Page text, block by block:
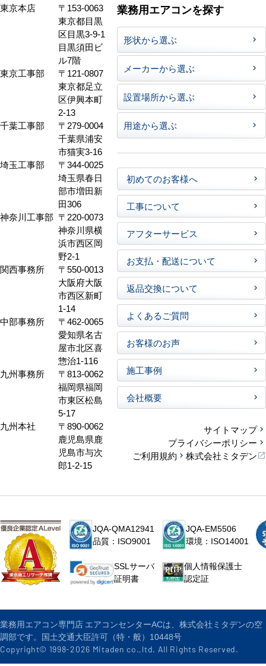
東京本店
〒153-0063
東京都目黒
区目黒3-9-1
目黒須田ビ
ル7階
東京工事部
〒121-0807
東京都足立
区伊興本町
2-13
千葉工事部
〒279-0004
千葉県浦安
市猫実3-16
埼玉工事部
〒344-0025
埼玉県春日
部市増田新
田306
神奈川工事部 〒220-0073
神奈川県横
浜市西区岡
野2-1
関西事務所
〒550-0013
大阪府大阪
市西区新町
1-14
中部事務所
〒462-0065
愛知県名古
屋市北区喜
惣治1-116
九州事務所
〒813-0062
福岡県福岡
市東区松島
5-17
九州本社
〒890-0062
鹿児島県鹿
児島市与次
郎1-2-15
業務用エアコンを探す
形状から選ぶ
メーカーから選ぶ
設置場所から選ぶ
用途から選ぶ
初めてのお客様へ
工事について
アフターサービス
お支払・配送について
返品交換について
よくあるご質問
お客様のお声
施工事例
会社概要
サイトマップ
プライバシーポリシー
ご利用規約
株式会社ミタデン
JQA-QMA12941
品質：ISO9001
JQA-EM5506
環境：ISO14001
SSLサーバ
証明書
個人情報保護士
認定証
業務用エアコン専門店 エアコンセンターACは、株式会社ミタデンの空
調部です。国土交通大臣許可（特・般）10448号
Copyright© 1998-2026 Mitaden co.,ltd. All Rights Reserved.